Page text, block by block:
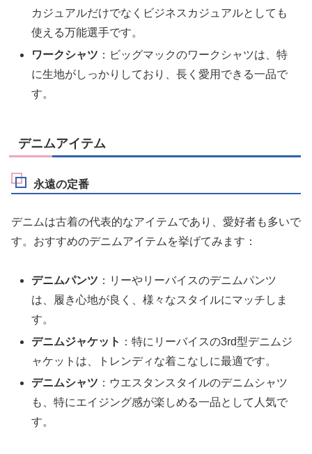
カジュアルだけでなくビジネスカジュアルとしても
使える万能選手です。
ワークシャツ ：ビッグマックのワークシャツは、特
に生地がしっかりしており、長く愛用できる一品で
す。
デニムアイテム
永遠の定番
デニムは古着の代表的なアイテムであり、愛好者も多いで
す。おすすめのデニムアイテムを挙げてみます：
デニムパンツ ：リーやリーバイスのデニムパンツ
は、履き心地が良く、様々なスタイルにマッチしま
す。
デニムジャケット ：特にリーバイスの3rd型デニムジ
ャケットは、トレンディな着こなしに最適です。
デニムシャツ ：ウエスタンスタイルのデニムシャツ
も、特にエイジング感が楽しめる一品として人気で
す。